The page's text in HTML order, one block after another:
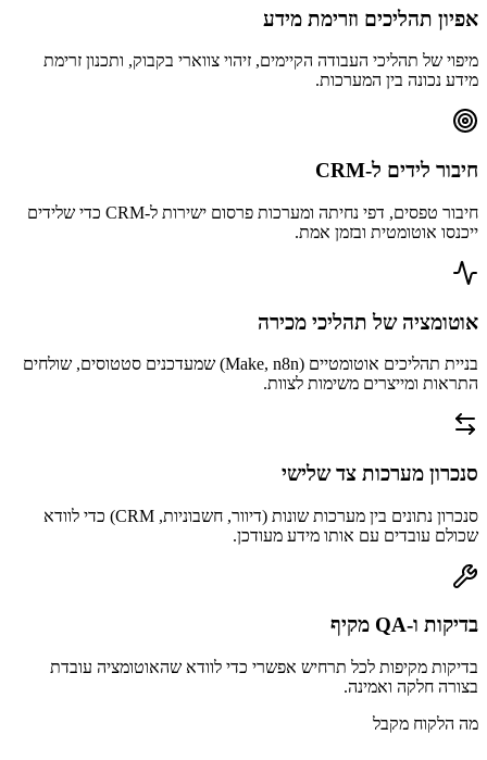
אפיון תהליכים וזרימת מידע
מיפוי של תהליכי העבודה הקיימים, זיהוי צווארי בקבוק, ותכנון זרימת
מידע נכונה בין המערכות.
חיבור לידים ל-CRM
חיבור טפסים, דפי נחיתה ומערכות פרסום ישירות ל-CRM כדי שלידים
ייכנסו אוטומטית ובזמן אמת.
אוטומציה של תהליכי מכירה
בניית תהליכים אוטומטיים (Make, n8n) שמעדכנים סטטוסים, שולחים
התראות ומייצרים משימות לצוות.
סנכרון מערכות צד שלישי
סנכרון נתונים בין מערכות שונות (דיוור, חשבוניות, CRM) כדי לוודא
שכולם עובדים עם אותו מידע מעודכן.
בדיקות ו-QA מקיף
בדיקות מקיפות לכל תרחיש אפשרי כדי לוודא שהאוטומציה עובדת
בצורה חלקה ואמינה.
מה הלקוח מקבל